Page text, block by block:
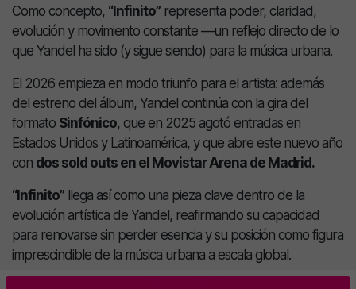
Como concepto, “Infinito” representa poder, claridad,
evolución y movimiento constante —un reflejo directo de lo
que Yandel ha sido (y sigue siendo) para la música urbana.
El 2026 empieza en modo triunfo para el artista: además
del estreno del álbum, Yandel continúa con la gira del
formato Sinfónico, que en 2025 agotó entradas en
Estados Unidos y Latinoamérica, y que abre este nuevo año
con dos sold outs en el Movistar Arena de Madrid.
“Infinito” llega así como una pieza clave dentro de la
evolución artística de Yandel, reafirmando su capacidad
para renovarse sin perder esencia y su posición como figura
imprescindible de la música urbana a escala global.